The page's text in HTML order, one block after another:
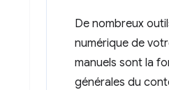
De nombreux
numérique de
manuels sont la
générales du